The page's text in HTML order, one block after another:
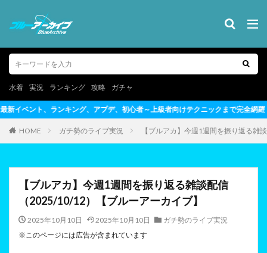
水着 実況 ランキング 攻略 ガチャ
心者～上級者向けテクニックまで完全網羅
HOME ガチ勢のライブ実況 【ブルアカ】今週1週間を振り返る
【ブルアカ】今週1週間を振り返る雑談配信
（2025/10/12）【ブルーアーカイブ】
2025年10月10日 2025年10月10日
ガチ勢のライブ実況
※このページには広告が含まれています